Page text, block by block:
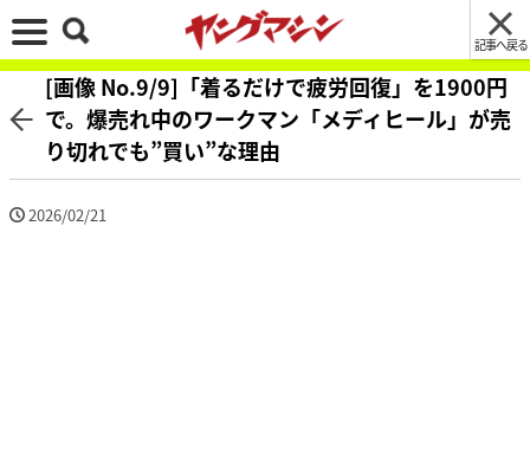
記事へ戻る
[画像 No.9/9]「着るだけで疲労回復」を1900円
で。爆売れ中のワークマン「メディヒール」が売
り切れでも”買い”な理由
2026/02/21